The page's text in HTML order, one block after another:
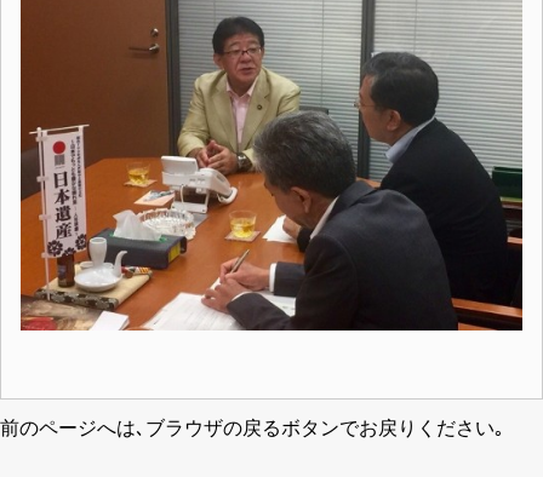
前のページへは､ブラウザの戻るボタンでお戻りください｡